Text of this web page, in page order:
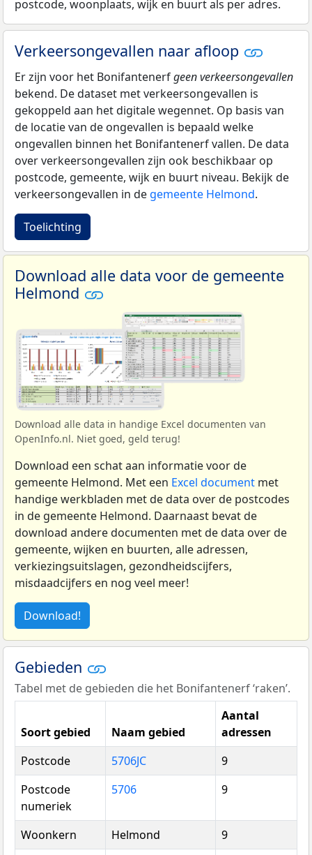
postcode, woonplaats, wijk en buurt als per adres.
Verkeersongevallen naar afloop
Er zijn voor het Bonifantenerfgeen verkeersongevallen
bekend. De dataset met verkeersongevallen is
gekoppeld aan het digitale wegennet. Op basis van
de locatie van de ongevallen is bepaald welke
ongevallen binnen het Bonifantenerf vallen. De data
over verkeersongevallen zijn ook beschikbaar op
postcode, gemeente, wijk en buurt niveau. Bekijk de
verkeersongevallen in de gemeente Helmond.
Toelichting
Download alle data voor de gemeente
Helmond
Download alle data in handige Excel documenten van
OpenInfo.nl. Niet goed, geld terug!
Download een schat aan informatie voor de
gemeente Helmond. Met een Excel document met
handige werkbladen met de data over de postcodes
in de gemeente Helmond. Daarnaast bevat de
download andere documenten met de data over de
gemeente, wijken en buurten, alle adressen,
verkiezingsuitslagen, gezondheidscijfers,
misdaadcijfers en nog veel meer!
Download!
Gebieden
Tabel met de gebieden die het Bonifantenerf ‘raken’.
Soort gebied Naam gebied
Aantal
adressen
Postcode
5706JC
9
Postcode
numeriek
5706 9
Woonkern Helmond
9